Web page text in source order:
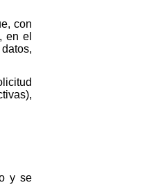
con
en el
y se